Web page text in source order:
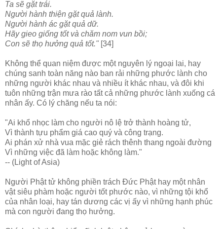
Ta sẽ gặt trái.
Người hành thiện gặt quả lành.
Người hành ác gặt quả dữ.
Hãy gieo giống tốt và chăm nom vun bồi;
Con sẽ thọ hưởng quả tốt." [34]
Không thể quan niệm được một nguyên lý ngoại lai, hay
chúng sanh toàn năng nào ban rải những phước lành cho
những người khác nhau và nhiều ít khác nhau, và đôi khi
tuôn những trận mưa rào tất cả những phước lành xuống cá
nhân ấy. Có lý chăng nếu ta nói:
"Ai khổ nhọc làm cho người nô lệ trở thành hoàng tử,
Vì thành tựu phẩm giá cao quý và công trạng.
Ai phán xử nhà vua mặc giẻ rách thênh thang ngoài đường
Vì những việc đã làm hoặc không làm."
-- (Light of Asia)
Người Phật tử không phiền trách Ðức Phật hay một nhân
vật siêu phàm hoặc người tốt phước nào, vì những tội khổ
của nhân loại, hay tán dương các vị ấy vì những hạnh phúc
mà con người đang thọ hưởng.